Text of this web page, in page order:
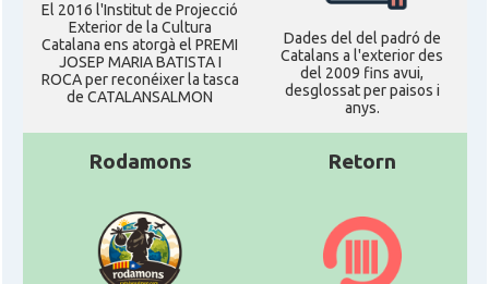
El 2016 l'Institut de Projecció
Exterior de la Cultura
Catalana ens atorgà el PREMI
JOSEP MARIA BATISTA I
ROCA per reconéixer la tasca
de CATALANSALMON
Dades del del padró de
Catalans a l'exterior des
del 2009 fins avui,
desglossat per paisos i
anys.
Rodamons Retorn